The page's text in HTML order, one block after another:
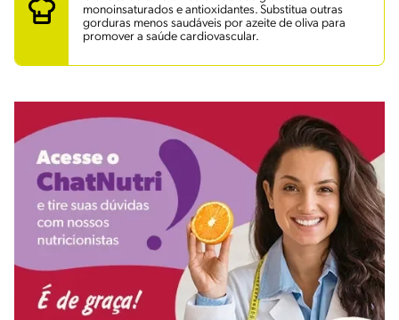
monoinsaturados e antioxidantes. Substitua outras
gorduras menos saudáveis por azeite de oliva para
promover a saúde cardiovascular.